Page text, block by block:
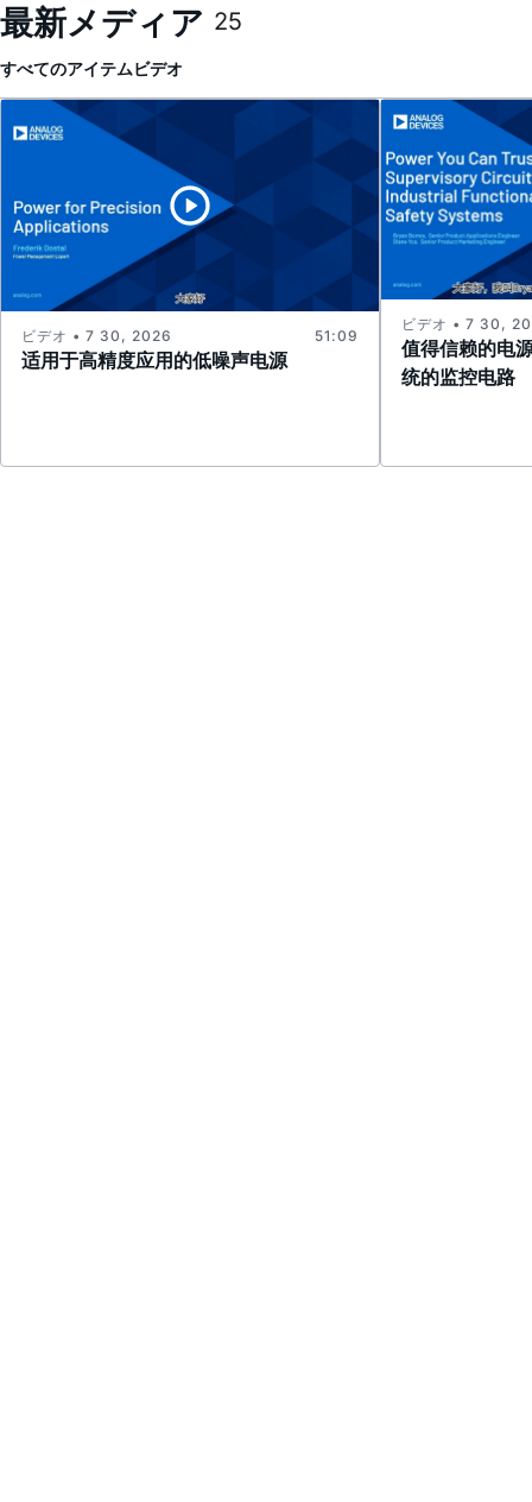
最新メディア 25
すべてのアイテムビデオ
适用于高精度应用的低噪声电源
ビデオ • 7 30, 2026 51:09
值得信赖的电
统的监控电路
ビデオ • 7 30,